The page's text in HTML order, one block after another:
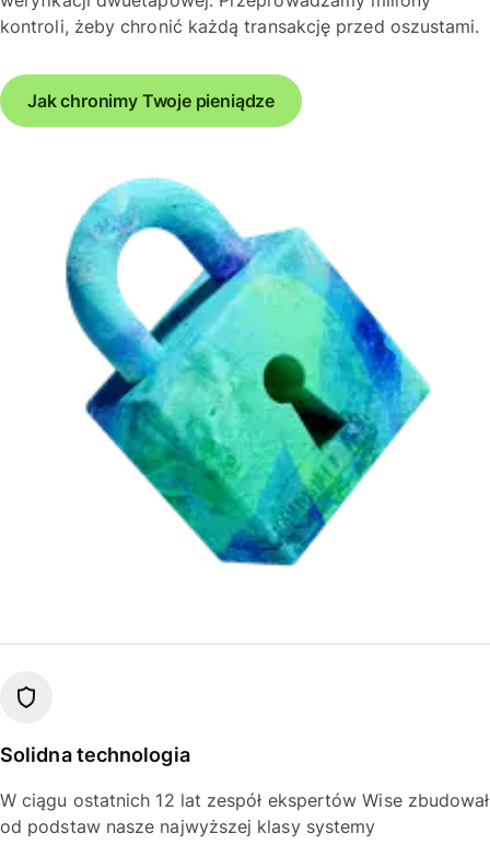
kontroli, żeby chronić każdą transakcję przed oszustami.
Jak chronimy Twoje pieniądze
Solidna technologia
W ciągu ostatnich 12 lat zespół ekspertów Wise zbudował
od podstaw nasze najwyższej klasy systemy